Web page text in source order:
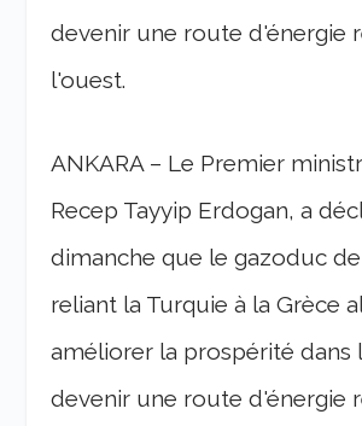
devenir une route d'énergie
l'ouest.
ANKARA – Le Premier
Recep Tayyip Erdogan, a
dimanche que le gazoduc
reliant la Turquie à la Grèce
améliorer la prospérité dans
devenir une route d'énergie